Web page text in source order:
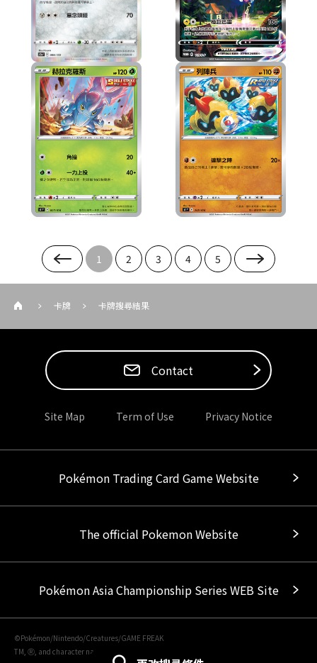
1 2 3 4 5
卡牌 卡牌搜尋結果
Contact
Site Map Term of Use Privacy Notice
Pokémon Trading Card Game Website
The official Pokemon Website
Pokémon Asia Championship Series WEB Site
©Pokémon/Nintendo/Creatures/GAME FREAK
TM, Ⓡ, and character names are trademarks of Nintendo.